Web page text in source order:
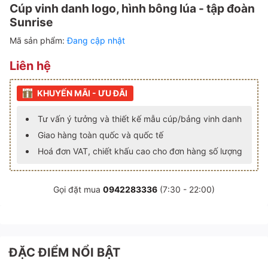
Cúp vinh danh logo, hình bông lúa - tập đoàn
Sunrise
Mã sản phẩm:Đang cập nhật
Liên hệ
KHUYẾN MÃI - ƯU ĐÃI
Tư vấn ý tưởng và thiết kế mẫu cúp/bảng vinh danh
Giao hàng toàn quốc và quốc tế
Hoá đơn VAT, chiết khấu cao cho đơn hàng số lượng
Gọi đặt mua 0942283336 (7:30 - 22:00)
ĐẶC ĐIỂM NỔI BẬT